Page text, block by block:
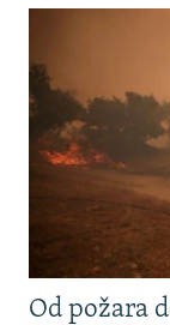
Od požara